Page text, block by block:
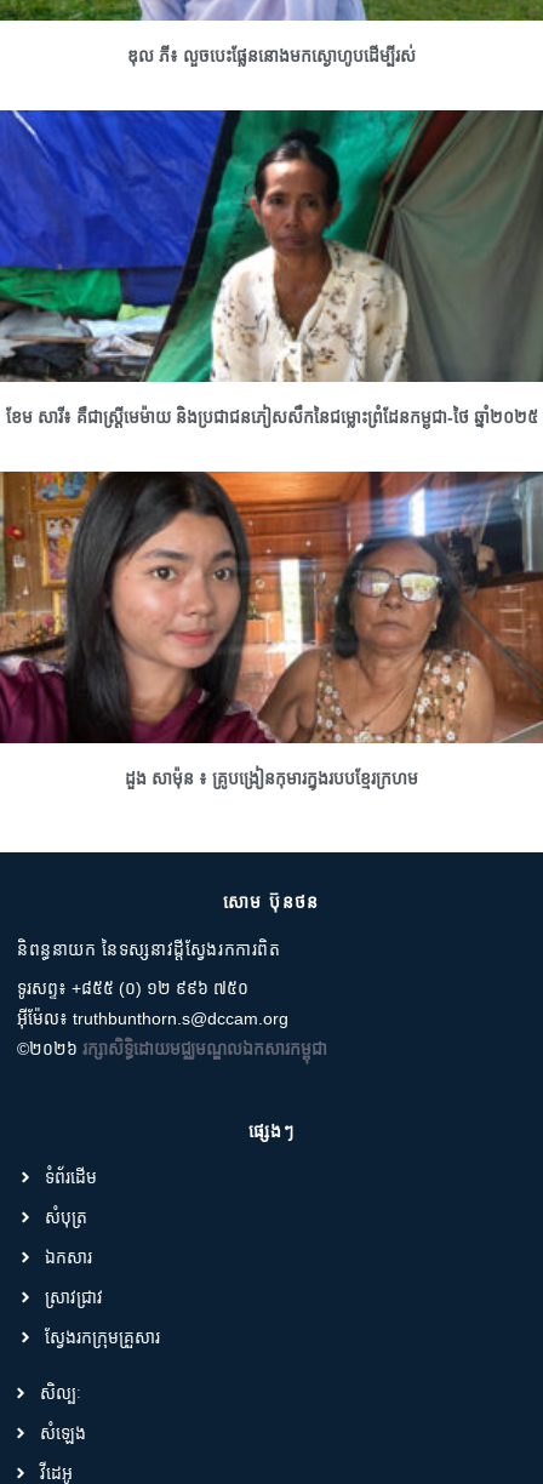
ឌុល ភី៖ លួចបេះផ្លែននោងមកស្ងោហូបដើម្បីរស់
ខែម សារី៖ គឺជាស្រ្តីមេម៉ាយ និងប្រជាជនភៀសសឹកនៃជម្លោះព្រំដែនកម្ពុជា-ថៃ ឆ្នាំ២០២៥
ដួង សាម៉ុន ៖ គ្រូបង្រៀនកុមារក្នុងរបបខ្មែរក្រហម
សោម ប៊ុនថន
និពន្ធនាយក នៃទស្សនាវដ្តីស្វែងរកការពិត
ទូរសព្ទ៖ +៨៥៥ (០) ១២ ៩៩៦ ៧៥០
អ៊ីម៉ែល៖ truthbunthorn.s@dccam.org
©២០២៦ រក្សាសិទ្ធិដោយមជ្ឈមណ្ឌលឯកសារកម្ពុជា
ផ្សេងៗ
ទំព័រដើម
សំបុត្រ
ឯកសារ
ស្រាវជ្រាវ
ស្វែងរកក្រុមគ្រួសារ
សិល្បៈ
សំឡេង
វីដេអូ